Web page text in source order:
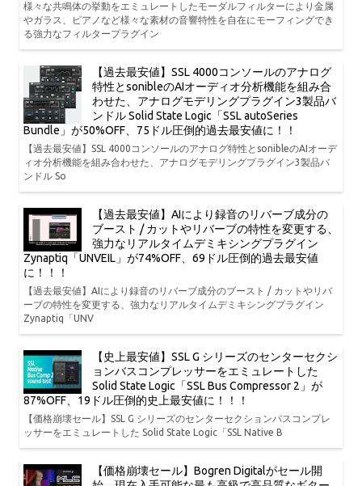
様々な共鳴体の挙動をエミュレートしたモーダルフィルターにより金属
やガラス、ピアノなど様々な素材の音響特性を自在にモーフィングでき
る強力なフィルタープラグイン
【過去最安値】SSL 4000コンソールのアナログ
特性とsonibleのAIオーディオ分析機能を組み合
わせた、アナログモデリングプラグイン3製品バ
ンドル Solid State Logic「SSL autoSeries
Bundle」が50%OFF、75ドル圧倒的過去最安値に！！
【過去最安値】SSL 4000コンソールのアナログ特性とsonibleのAIオーデ
ィオ分析機能を組み合わせた、アナログモデリングプラグイン3製品バ
ンドル So
【過去最安値】AIにより録音のリバーブ成分の
ブースト / カットやリバーブの特性を変更する、
強力なリアルタイムデミキシングプラグイン
Zynaptiq「UNVEIL」が74%OFF、69ドル圧倒的過去最安値
に！！！
【過去最安値】AIにより録音のリバーブ成分のブースト / カットやリバ
ーブの特性を変更する、強力なリアルタイムデミキシングプラグイン
Zynaptiq「UNV
【史上最安値】SSL G シリーズのセンターセクシ
ョンバスコンプレッサーをエミュレートした
Solid State Logic「SSL Bus Compressor 2」が
87%OFF、19ドル圧倒的史上最安値に！！！
【価格崩壊セール】SSL G シリーズのセンターセクションバスコンプレ
ッサーをエミュレートした Solid State Logic「SSL Native B
【価格崩壊セール】Bogren Digitalがセール開